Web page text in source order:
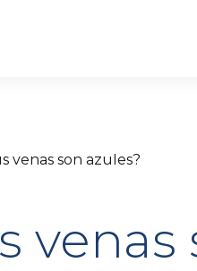
venas son azules?
venas